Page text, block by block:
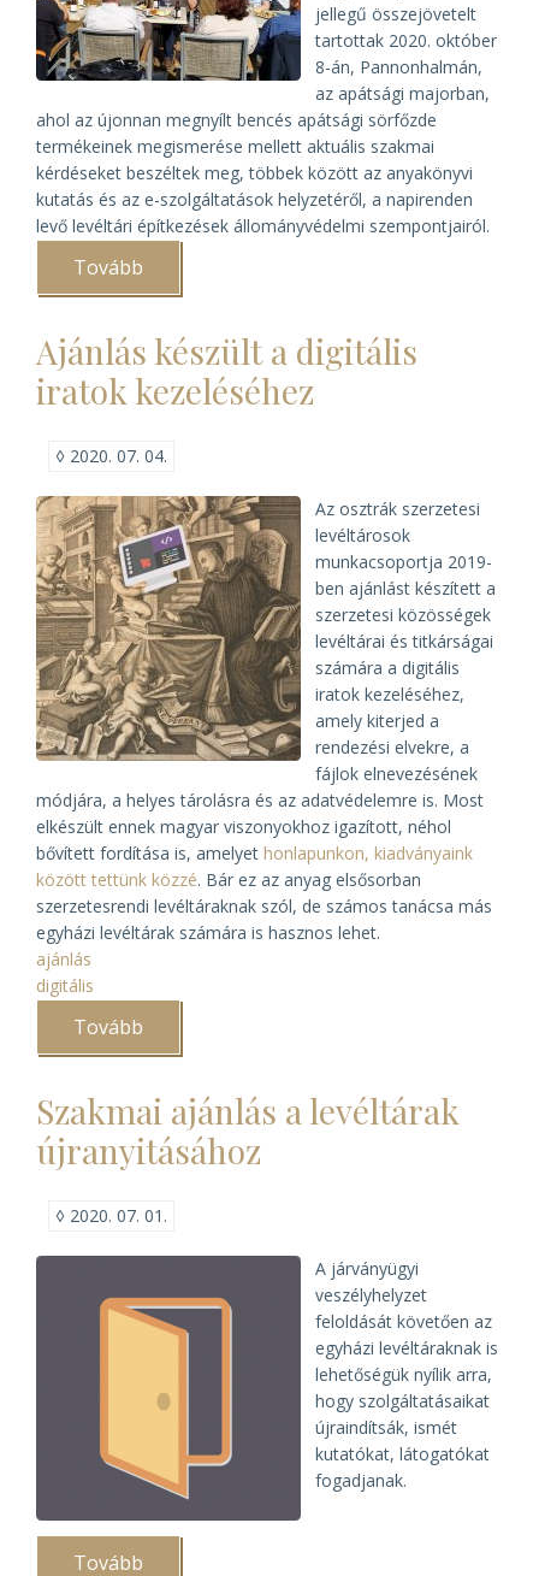
jellegű összejövetelt
tartottak 2020. október
8-án, Pannonhalmán,
az apátsági majorban,
ahol az újonnan megnyílt bencés apátsági sörfőzde
termékeinek megismerése mellett aktuális szakmai
kérdéseket beszéltek meg, többek között az anyakönyvi
kutatás és az e-szolgáltatások helyzetéről, a napirenden
levő levéltári építkezések állományvédelmi szempontjairól.
Tovább
Ajánlás készült a digitális
iratok kezeléséhez
◊ 2020. 07. 04.
Az osztrák szerzetesi
levéltárosok
munkacsoportja 2019-
ben ajánlást készített a
szerzetesi közösségek
levéltárai és titkárságai
számára a digitális
iratok kezeléséhez,
amely kiterjed a
rendezési elvekre, a
fájlok elnevezésének
módjára, a helyes tárolásra és az adatvédelemre is. Most
elkészült ennek magyar viszonyokhoz igazított, néhol
bővített fordítása is, amelyet honlapunkon, kiadványaink
között tettünk közzé. Bár ez az anyag elsősorban
szerzetesrendi levéltáraknak szól, de számos tanácsa más
egyházi levéltárak számára is hasznos lehet.
ajánlás
digitális
Tovább
a
iratok
kezeléséhez)
Szakmai ajánlás a levéltárak
újranyitásához
◊ 2020. 07. 01.
A járványügyi
veszélyhelyzet
feloldását követően az
egyházi levéltáraknak is
lehetőségük nyílik arra,
hogy szolgáltatásaikat
újraindítsák, ismét
kutatókat, látogatókat
fogadjanak.
Tovább